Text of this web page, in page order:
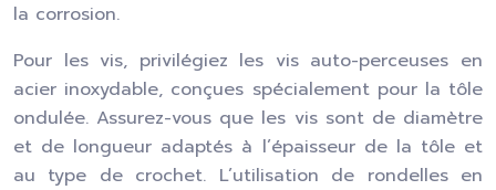
la corrosion.
Pour les vis, privilégiez les vis auto-perceuses en
acier inoxydable, conçues spécialement pour la tôle
ondulée. Assurez-vous que les vis sont de diamètre
et de longueur adaptés à l’épaisseur de la tôle et
au type de crochet. L’utilisation de rondelles en